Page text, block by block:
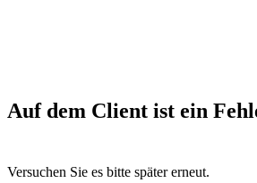
Auf dem Client ist ein
Versuchen Sie es bitte später erneut.